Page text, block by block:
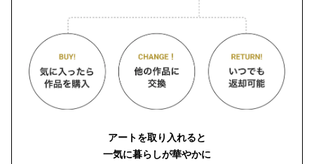
アートを取り入れると
一気に暮らしが華やかに